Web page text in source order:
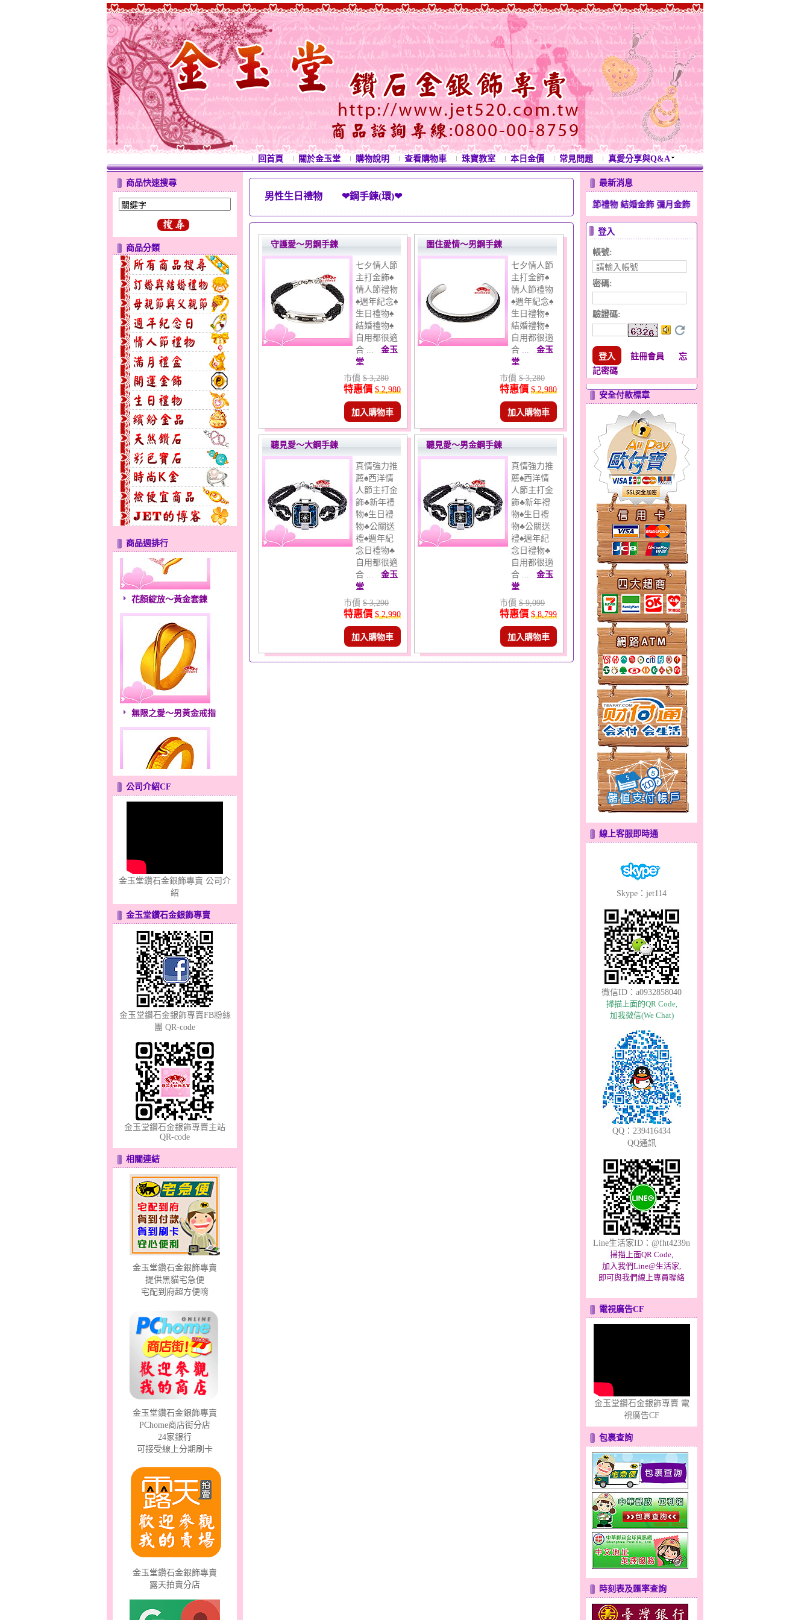
回首頁 關於金玉堂 購物說明 查看購物車 珠寶教室 本日金價 常見問題 真愛分享與Q&A
商品快速搜尋
商品分類
商品週排行
花顏綻放～黃金套鍊
無限之愛～男黃金戒指
心之舞～金銀鋼套鍊
分享愛～金銀鋼套鍊
幸福洋溢～金銀鋼套鍊
甜心女孩～金銀鋼女套鍊
幸福祈願～金銀鋼套鍊
只愛你～女黃金戒指
公司介紹CF
金玉堂鑽石金銀飾專賣 公司介
紹
金玉堂鑽石金銀飾專賣
金玉堂鑽石金銀飾專賣FB粉絲
團 QR-code
金玉堂鑽石金銀飾專賣主站
QR-code
相關連結
金玉堂鑽石金銀飾專賣
提供黑貓宅急便
宅配到府超方便唷
金玉堂鑽石金銀飾專賣
PChome商店街分店
24家銀行
可接受線上分期刷卡
金玉堂鑽石金銀飾專賣
露天拍賣分店
男性生日禮物 ❤鋼手鍊(環)❤
守護愛～男鋼手鍊
七夕情人節
主打金飾♠
情人節禮物
♠週年紀念♠
生日禮物♠
結婚禮物♠
自用都很適
合 ... 金玉
堂
市價 $ 3,280
特惠價 $ 2,980
加入購物車
圍住愛情～男鋼手鍊
七夕情人節
主打金飾♠
情人節禮物
♠週年紀念♠
生日禮物♠
結婚禮物♠
自用都很適
合 ... 金玉
堂
市價 $ 3,280
特惠價 $ 2,980
加入購物車
聽見愛～大鋼手鍊
真情強力推
薦♠西洋情
人節主打金
飾♣新年禮
物♠生日禮
物♣公關送
禮♠週年紀
念日禮物♣
自用都很適
合 ... 金玉
堂
市價 $ 3,290
特惠價 $ 2,990
加入購物車
聽見愛～男金鋼手鍊
真情強力推
薦♠西洋情
人節主打金
飾♣新年禮
物♠生日禮
物♣公關送
禮♠週年紀
念日禮物♣
自用都很適
合 ... 金玉
堂
市價 $ 9,099
特惠價 $ 8,799
加入購物車
最新消息
西洋情人節禮物 母親節禮物 七夕情人節禮物 白色情人節禮物 結婚金飾 彌月金飾 生日禮物 滿月金飾 週年紀念禮物 開運金
登入
帳號:
密碼:
驗證碼:
註冊會員
忘
記密碼
安全付款標章
線上客服即時通
Skype：jet114
微信ID：a0932858040
掃描上面的QR Code,
加我微信(We Chat)
QQ：239416434
QQ通訊
Line生活家ID：@fht4239n
掃描上面QR Code,
加入我們Line@生活家,
即可與我們線上專員聯絡
電視廣告CF
金玉堂鑽石金銀飾專賣 電
視廣告CF
包裹查詢
時刻表及匯率查詢